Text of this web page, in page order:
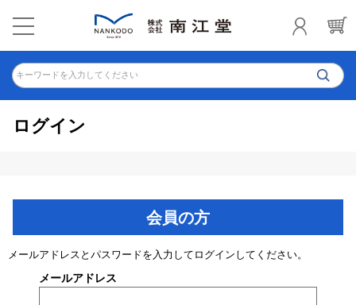
キーワードを入力してください
ログイン
会員の方
メールアドレスとパスワードを入力してログインしてください。
メールアドレス